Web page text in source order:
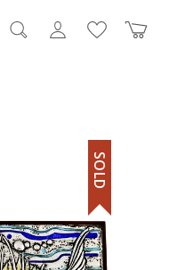
SOLD